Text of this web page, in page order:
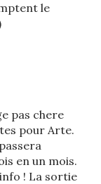
le
pas chere
pour Arte.
en un mois.
! La sortie